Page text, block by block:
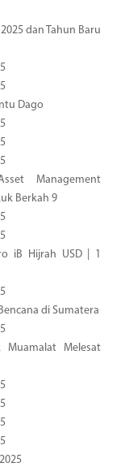
dan Tahun Baru
Dago
Management
Berkah 9
iB Hijrah USD | 1
di Sumatera
Muamalat Melesat